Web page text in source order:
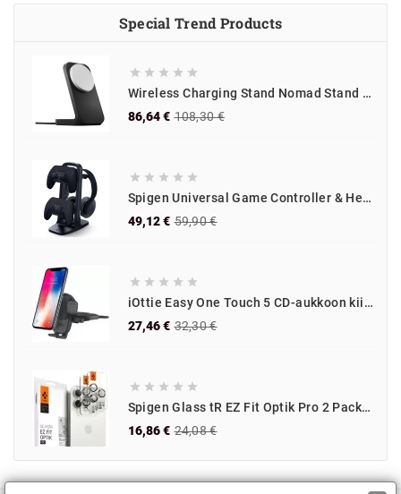
Special Trend Products
    
Wireless Charging Stand Nomad Stand One MagSafe 15W, carbide
86,64 € 108,30 €
    
Spigen Universal Game Controller & Headset Stand, black
49,12 € 59,90 €
    
iOttie Easy One Touch 5 CD-aukkoon kiinnitettävä teline
27,46 € 32,30 €
    
Spigen Glass tR EZ Fit Optik Pro 2 Pack, white tita - iPhone 17/16/15 Pro / 17/16/15 Pro Max
16,86 € 24,08 €